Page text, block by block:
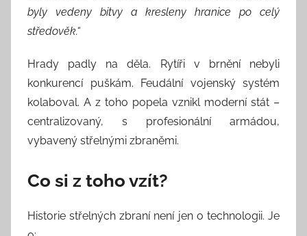
byly vedeny bitvy a kresleny hranice po celý
středověk.“
Hrady padly na děla. Rytíři v brnění nebyli
konkurencí puškám. Feudální vojenský systém
kolaboval. A z toho popela vznikl moderní stát –
centralizovaný, s profesionální armádou,
vybavený střelnými zbraněmi.
Co si z toho vzít?
Historie střelných zbraní není jen o technologii. Je